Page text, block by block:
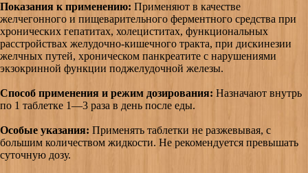
Показания к применению: Применяют в качестве
желчегонного и пищеварительного ферментного средства при
хронических гепатитах, холециститах, функциональных
расстройствах желудочно-кишечного тракта, при дискинезии
желчных путей, хроническом панкреатите с нарушениями
экзокринной функции поджелудочной железы.
Способ применения и режим дозирования: Назначают внутрь
по 1 таблетке 1—3 раза в день после еды.
Особые указания: Применять таблетки не разжевывая, с
большим количеством жидкости. Не рекомендуется превышать
суточную дозу.